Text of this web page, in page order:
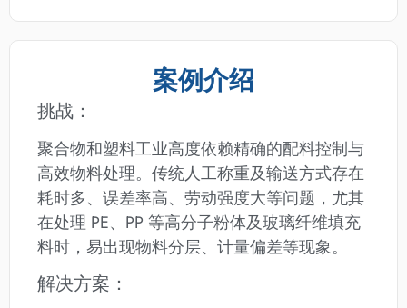
案例介绍
挑战：
聚合物和塑料工业高度依赖精确的配料控制与
高效物料处理。传统人工称重及输送方式存在
耗时多、误差率高、劳动强度大等问题，尤其
在处理 PE、PP 等高分子粉体及玻璃纤维填充
料时，易出现物料分层、计量偏差等现象。
解决方案：